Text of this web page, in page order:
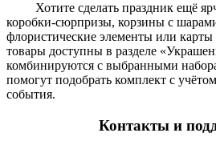
Хотите сделать праздник ещё
коробки-сюрпризы, корзины с
флористические элементы или карты
товары доступны в разделе
комбинируются с выбранными
помогут подобрать комплект с
события.
Контакты и